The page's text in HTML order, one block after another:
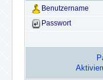
Benutzername
Passwort